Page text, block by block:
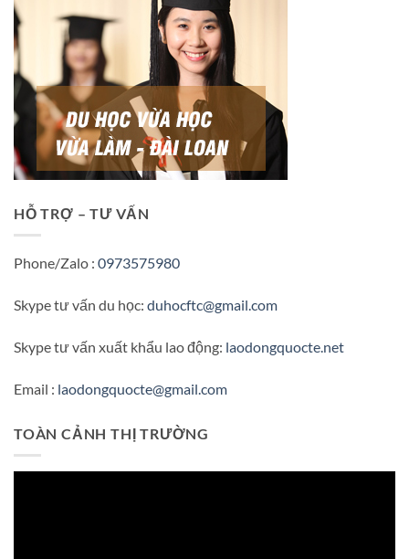
HỖ TRỢ – TƯ VẤN
Phone/Zalo : 0973575980
Skype tư vấn du học: duhocftc@gmail.com
Skype tư vấn xuất khẩu lao động: laodongquocte.net
Email : laodongquocte@gmail.com
TOÀN CẢNH THỊ TRƯỜNG